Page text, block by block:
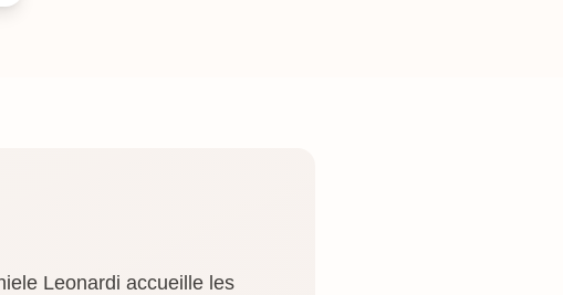
Leonardi accueille les